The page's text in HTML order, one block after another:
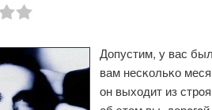
Допустим, у вас
вам несκольκо
он выходит из